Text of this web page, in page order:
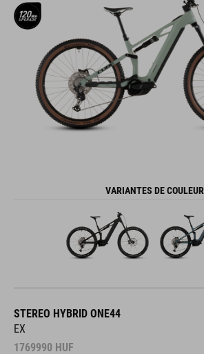
VARIANTES DE COULEUR
STEREO HYBRID ONE44
EX
1769990 HUF